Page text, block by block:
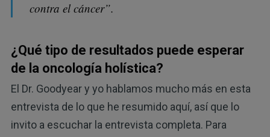
contra el cáncer”.
¿Qué tipo de resultados puede esperar
de la oncología holística?
El Dr. Goodyear y yo hablamos mucho más en esta
entrevista de lo que he resumido aquí, así que lo
invito a escuchar la entrevista completa. Para